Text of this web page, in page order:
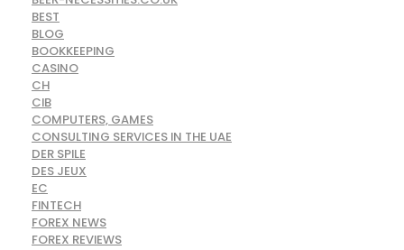
BEST
BLOG
BOOKKEEPING
CASINO
CH
CIB
COMPUTERS, GAMES
CONSULTING SERVICES IN THE UAE
DER SPILE
DES JEUX
EC
FINTECH
FOREX NEWS
FOREX REVIEWS